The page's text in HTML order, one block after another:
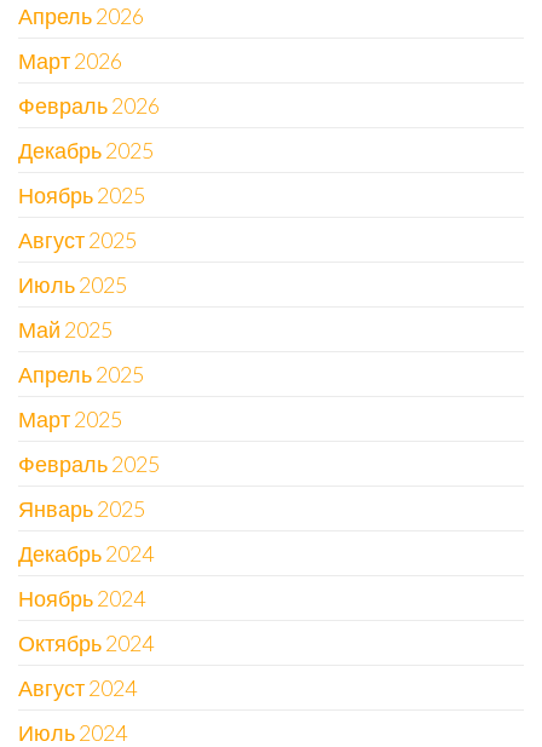
Апрель 2026
Март 2026
Февраль 2026
Декабрь 2025
Ноябрь 2025
Август 2025
Июль 2025
Май 2025
Апрель 2025
Март 2025
Февраль 2025
Январь 2025
Декабрь 2024
Ноябрь 2024
Октябрь 2024
Август 2024
Июль 2024